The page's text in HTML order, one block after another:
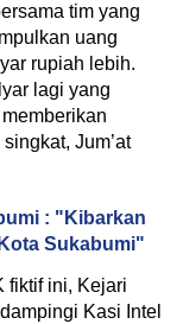
tim yang
uang
rupiah lebih.
lagi yang
Jum’at
: "Kibarkan
Sukabumi"
fiktif ini, Kejari
Kasi Intel